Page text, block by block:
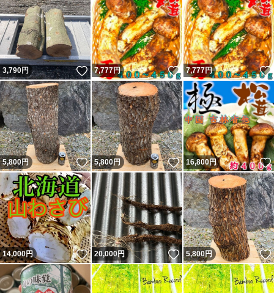
3,790円 いいね！
7,777円 いいね！
7,777円
5,800円 いいね！
5,800円 いいね！
16,800円
14,000円 いいね！
20,000円 いいね！
5,800円